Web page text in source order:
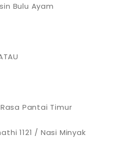
Bulu Ayam
Pantai Timur
1121 / Nasi Minyak